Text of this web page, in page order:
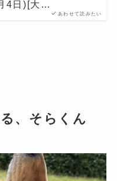
あわせて読みたい
4日)[大…
、そらくん